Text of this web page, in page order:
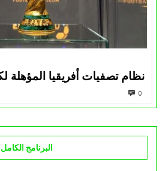
نظام تصفيات أفريقيا المؤهلة
0
البرنامج الكامل